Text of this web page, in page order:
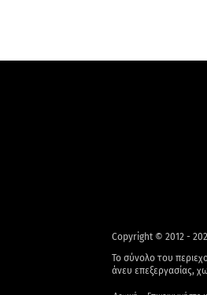
Copyright © 2012 -
Το σύνολο του
άνευ επεξεργασίας,